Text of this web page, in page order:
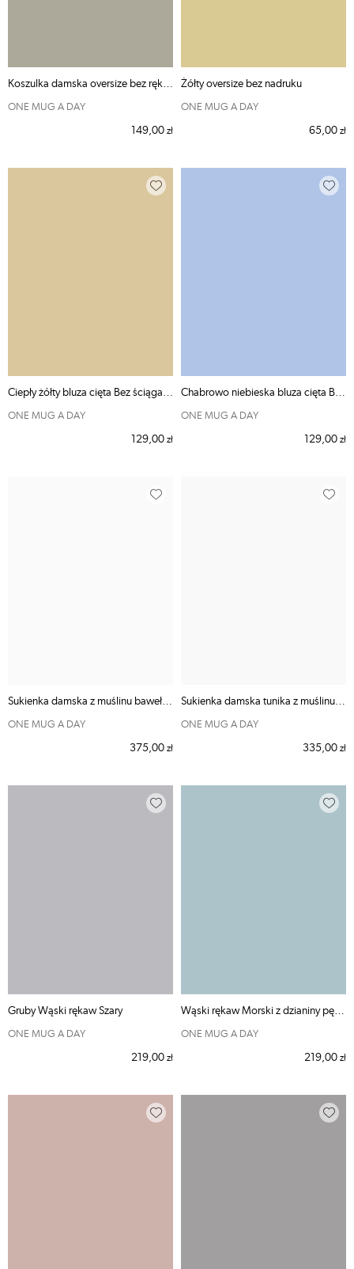
ONE MUG A DAY
149,00 zł
Żółty oversize bez nadruku
ONE MUG A DAY
65,00 zł
Ciepły żółty bluza cięta Bez ściągaczy
ONE MUG A DAY
129,00 zł
Chabrowo niebieska bluza cięta Bez ściągaczy
ONE MUG A DAY
129,00 zł
Sukienka damska z muślinu bawełnianego Gruszka
ONE MUG A DAY
375,00 zł
Sukienka damska tunika z muślinu bawełnianego
ONE MUG A DAY
335,00 zł
Gruby Wąski rękaw Szary
ONE MUG A DAY
219,00 zł
ONE MUG A DAY
219,00 zł